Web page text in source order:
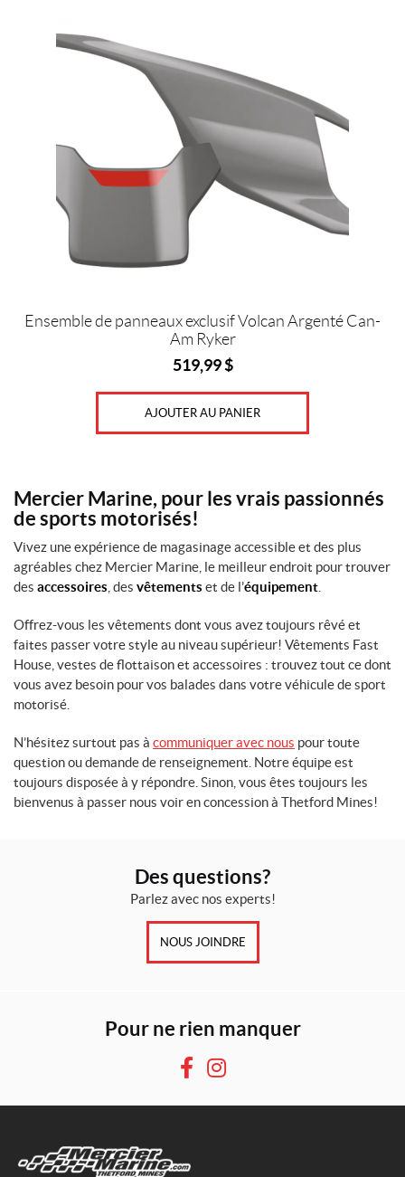
Ensemble de panneaux exclusif Volcan Argenté Can-
Am Ryker
519,99$
AJOUTER AU PANIER
Mercier Marine, pour les vrais passionnés
de sports motorisés!
Vivez une expérience de magasinage accessible et des plus
agréables chez Mercier Marine, le meilleur endroit pour trouver
des accessoires , des vêtements et de l’équipement
Offrez-vous les vêtements dont vous avez toujours rêvé et
faites passer votre style au niveau supérieur! Vêtements Fast
House, vestes de flottaison et accessoires : trouvez tout ce dont
vous avez besoin pour vos balades dans votre véhicule de sport
motorisé.
N’hésitez surtout pas à communiquer avec nous pour toute
question ou demande de renseignement. Notre équipe est
toujours disposée à y répondre. Sinon, vous êtes toujours les
bienvenus à passer nous voir en concession à Thetford Mines!
Des questions?
Parlez avec nos experts!
NOUS JOINDRE
Pour ne rien manquer
F
b
I